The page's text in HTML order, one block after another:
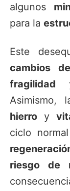
algunos
para la
Este
cambios
fragilidad
Asimismo,
hierro y
ciclo
riesgo de